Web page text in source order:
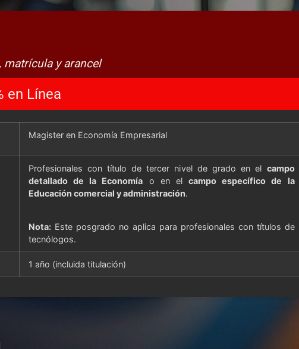
y arancel
en Línea
Magister en Economía Empresarial
Profesionales con título de tercer nivel de grado en el campo
detallado de la Economía o en el campo específico de la
Educación comercial y administración.
Nota:Este posgrado no aplica para profesionales con títulos de
tecnólogos.
1 año (incluida titulación)